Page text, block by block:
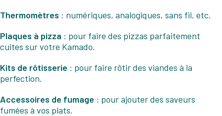
Thermomètres : numériques, analogiques, sans fil, etc.
Plaques à pizza : pour faire des pizzas parfaitement
cuites sur votre Kamado.
Kits de rôtisserie : pour faire rôtir des viandes à la
perfection.
Accessoires de fumage : pour ajouter des saveurs
fumées à vos plats.